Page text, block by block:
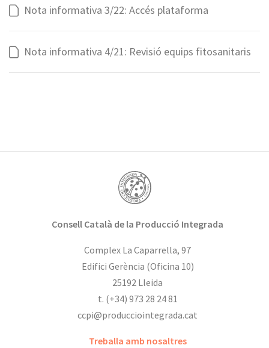
Nota informativa 3/22: Accés plataforma
Nota informativa 4/21: Revisió equips fitosanitaris
Consell Català de la Producció Integrada
Complex La Caparrella, 97
Edifici Gerència (Oficina 10)
25192 Lleida
t. (+34) 973 28 24 81
ccpi@producciointegrada.cat
Treballa amb nosaltres